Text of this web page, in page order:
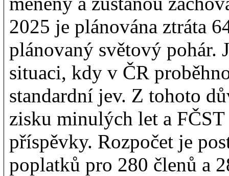
2025 je plánována ztráta
plánovaný světový pohár.
situaci, kdy v ČR
standardní jev. Z tohoto
zisku minulých let a
příspěvky. Rozpočet je
poplatků pro 280 členů a